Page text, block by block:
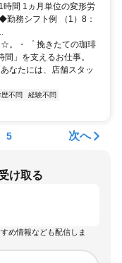
間 1ヵ月単位の変形労
務シフト例 （1）8：
。・゜ 挽きたての珈琲
」を支えるお仕事。
なたには、店舗スタッ
歴不問
経験不問
5 次へ
け取る
め情報なども配信しま